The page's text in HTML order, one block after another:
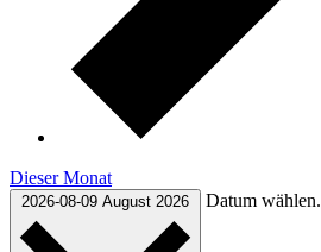
Dieser Monat
2026-08-09 August 2026 Datum wählen.